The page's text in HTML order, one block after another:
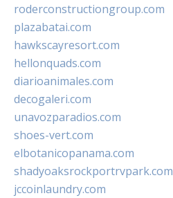
roderconstructiongroup.com
plazabatai.com
hawkscayresort.com
hellonquads.com
diarioanimales.com
decogaleri.com
unavozparadios.com
shoes-vert.com
elbotanicopanama.com
shadyoaksrockportrvpark.com
jccoinlaundry.com